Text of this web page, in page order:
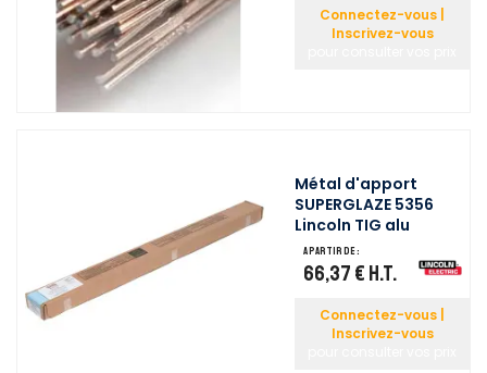
Connectez-vous |
Inscrivez-vous
Métal d'apport
SUPERGLAZE 5356
Lincoln TIG alu
A partir de :
66,37 € H.T.
Connectez-vous |
Inscrivez-vous